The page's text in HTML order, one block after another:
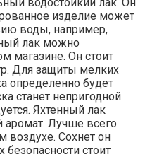
изделие может
воды, например,
лак можно
магазине. Он стоит
Для защиты мелких
определенно будет
станет непригодной
Яхтенный лак
аромат. Лучше всего
воздухе. Сохнет он
безопасности стоит